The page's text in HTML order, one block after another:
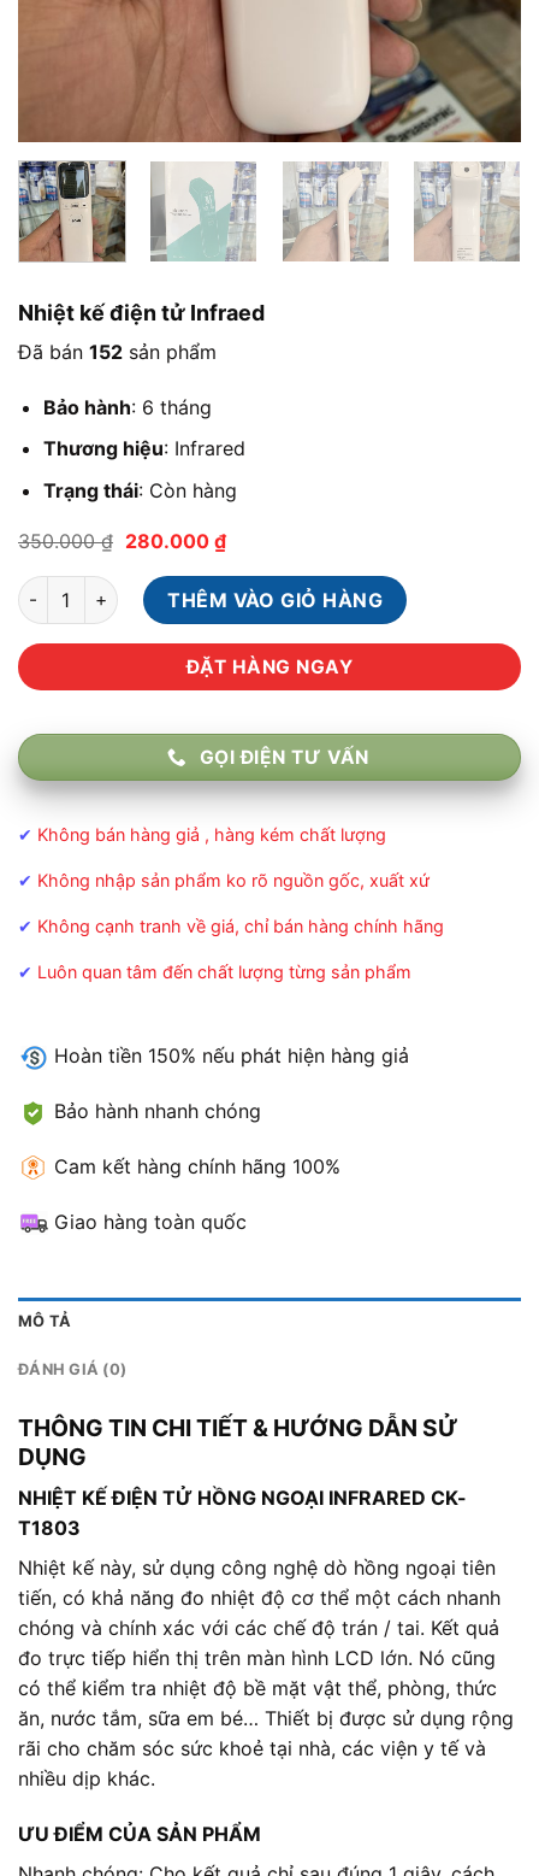
Nhiệt kế điện tử Infraed
Đã bán 152 sản phẩm
Bảo hành: 6 tháng
Thương hiệu: Infrared
Trạng thái: Còn hàng
350.000₫ Giá
350.000 ₫.
280.000 ₫Giá
hiện
tại
là:
280.000 ₫.
Nhiệt kế điện tử Infraed số lượng
THÊM VÀO GIỎ HÀNG
ĐẶT HÀNG NGAY
GỌI ĐIỆN TƯ VẤN
✔ Không bán hàng giả , hàng kém chất lượng
✔ Không nhập sản phẩm ko rõ nguồn gốc, xuất xứ
✔ Không cạnh tranh về giá, chỉ bán hàng chính hãng
✔ Luôn quan tâm đến chất lượng từng sản phẩm
Hoàn tiền 150% nếu phát hiện hàng giả
Bảo hành nhanh chóng
Cam kết hàng chính hãng 100%
Giao hàng toàn quốc
MÔ TẢ
ĐÁNH GIÁ (0)
THÔNG TIN CHI TIẾT & HƯỚNG DẪN SỬ
DỤNG
NHIỆT KẾ ĐIỆN TỬ HỒNG NGOẠI INFRARED CK-
T1803
Nhiệt kế này, sử dụng công nghệ dò hồng ngoại tiên
tiến, có khả năng đo nhiệt độ cơ thể một cách nhanh
chóng và chính xác với các chế độ trán / tai. Kết quả
đo trực tiếp hiển thị trên màn hình LCD lớn. Nó cũng
có thể kiểm tra nhiệt độ bề mặt vật thể, phòng, thức
ăn, nước tắm, sữa em bé… Thiết bị được sử dụng rộng
rãi cho chăm sóc sức khoẻ tại nhà, các viện y tế và
nhiều dịp khác.
ƯU ĐIỂM CỦA SẢN PHẨM